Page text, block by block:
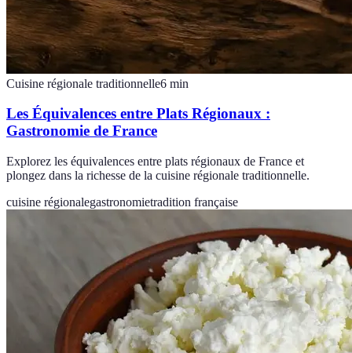
Cuisine régionale traditionnelle6 min
Les Équivalences entre Plats Régionaux :
Gastronomie de France
Explorez les équivalences entre plats régionaux de France et
plongez dans la richesse de la cuisine régionale traditionnelle.
cuisine régionalegastronomietradition française